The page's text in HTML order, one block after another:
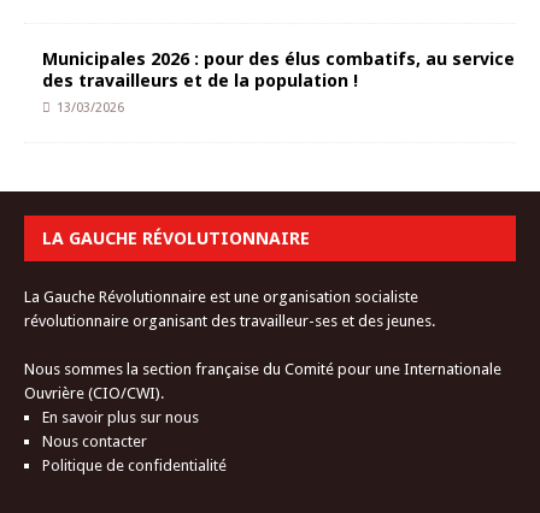
Municipales 2026 : pour des élus combatifs, au service
des travailleurs et de la population !
13/03/2026
LA GAUCHE RÉVOLUTIONNAIRE
La Gauche Révolutionnaire est une organisation socialiste
révolutionnaire organisant des travailleur-ses et des jeunes.
Nous sommes la section française du Comité pour une Internationale
Ouvrière (CIO/CWI).
En savoir plus sur nous
Nous contacter
Politique de confidentialité